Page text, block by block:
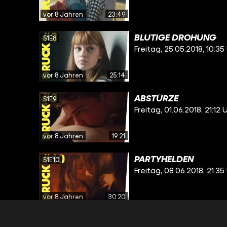
vor 8 Jahren 23:49
vor 8 Jahren 25:14
S1E8 BLUTIGE DROHUNG
Freitag, 25.05.2018, 10:35
vor 8 Jahren 19:21
S1E9 ABSTÜRZE
Freitag, 01.06.2018, 21:12
vor 8 Jahren 30:20
S1E10 PARTYHELDEN
Freitag, 08.06.2018, 21.35